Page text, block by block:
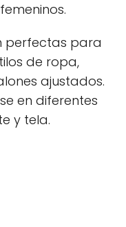
perfectas para
de ropa,
ajustados.
en diferentes
y tela.